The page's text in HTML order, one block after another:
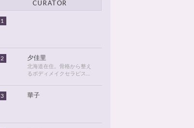
CURATOR
1
2 夕佳里
北海道在住。骨格から整え
るボディメイクセラピスト
てから、タイが大好きにな
に関する情報などを発信し
3 華子